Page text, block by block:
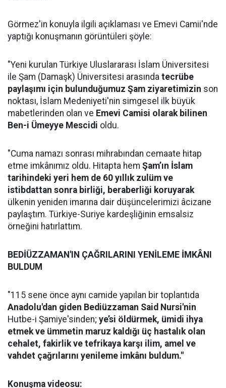
Görmez'in konuyla ilgili açıklaması ve Emevi Camii'nde
yaptığı konuşmanın görüntüleri şöyle:
"Yeni kurulan Türkiye Uluslararası İslam Üniversitesi
ile Şam (Damaşk) Üniversitesi arasında tecrübe
paylaşımı için bulunduğumuz Şam ziyaretimizin son
noktası, İslam Medeniyeti'nin simgesel ilk büyük
mabetlerinden olan ve Emevi Camisi olarak bilinen
Ben-i Ümeyye Mescidi oldu.
"Cuma namazı sonrası mihrabından cemaate hitap
etme imkânımız oldu. Hitapta hem Şam’ın İslam
tarihindeki yeri hem de 60 yıllık zulüm ve
istibdattan sonra birliği, beraberliği koruyarak
ülkenin yeniden imarına dair düşüncelerimizi âcizane
paylaştım. Türkiye-Suriye kardeşliğinin emsalsiz
örneğini hatırlattım.
BEDİÜZZAMAN'IN ÇAĞRILARINI YENİLEME İMKÂNI
BULDUM
"115 sene önce aynı camide yapılan bir toplantıda
Anadolu'dan giden Bediüzzaman Said Nursi'nin
Hutbe-i Şamiye'sinden; ye’si öldürmek, ümidi ihya
etmek ve ümmetin maruz kaldığı üç hastalık olan
cehalet, fakirlik ve tefrikaya karşı ilim, amel ve
vahdet çağrılarını yenileme imkânı buldum."
Konuşma videosu: